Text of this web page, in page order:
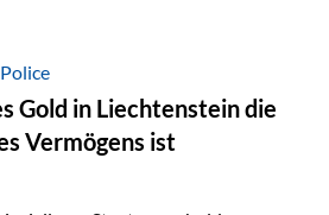
Vater schenkt seiner Tochter
Einige Jahre später möchte die
verwenden, um…
Gold in Liechtenstein die
Vermögens ist